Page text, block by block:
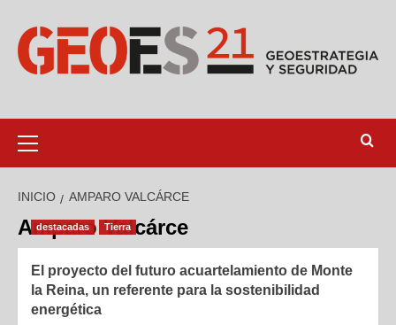
INICIO AMPARO VALCÁRCE
Amparo Valcárce
destacadas Tierra
El proyecto del futuro acuartelamiento de Monte
la Reina, un referente para la sostenibilidad
energética